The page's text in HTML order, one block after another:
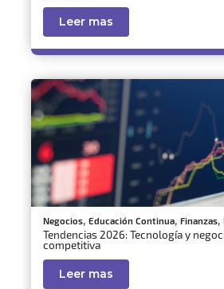
Leer mas
Negocios, Educación Continua, Finanzas,
Tendencias 2026: Tecnología y
competitiva
Leer mas